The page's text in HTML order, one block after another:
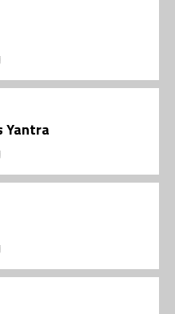
Yantra